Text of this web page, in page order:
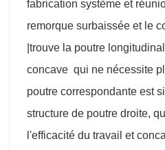
fabrication système et
remorque surbaissée et le
|trouve la poutre
concave qui ne nécessite
poutre correspondante est
structure de poutre droite,
l'efficacité du travail et